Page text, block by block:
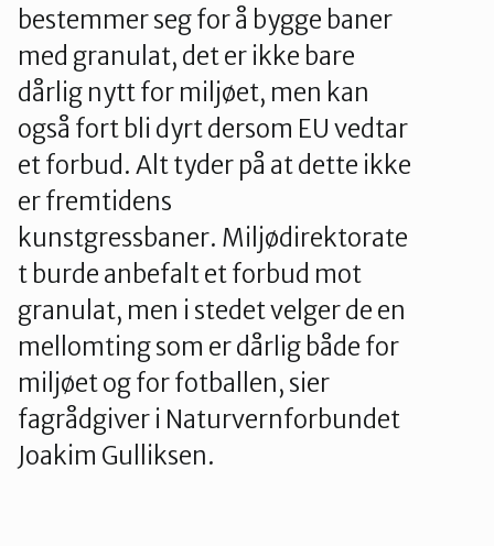
bestemmer seg for å bygge baner
med granulat, det er ikke bare
dårlig nytt for miljøet, men kan
også fort bli dyrt dersom EU vedtar
et forbud. Alt tyder på at dette ikke
er fremtidens
kunstgressbaner. Miljødirektorate
t burde anbefalt et forbud mot
granulat, men i stedet velger de en
mellomting som er dårlig både for
miljøet og for fotballen, sier
fagrådgiver i Naturvernforbundet
Joakim Gulliksen.